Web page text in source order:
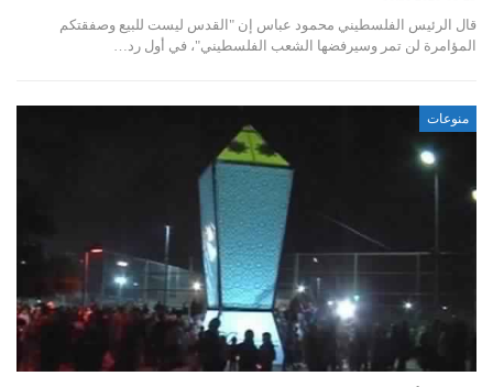
قال الرئيس الفلسطيني محمود عباس إن "القدس ليست للبيع وصفقتكم
المؤامرة لن تمر وسيرفضها الشعب الفلسطيني"، في أول رد…
منوعات